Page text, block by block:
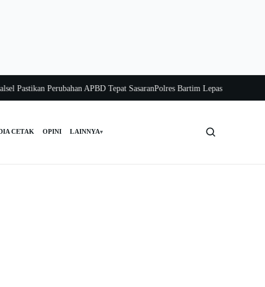
Perubahan APBD Tepat SasaranPolres Bartim Lepas Bakti Sosial
CETAK OPINI LAINNYA▾